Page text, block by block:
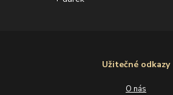
Užitečné odkazy
O nás